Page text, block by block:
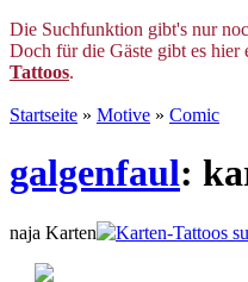
Die Suchfunktion gibt's nur
Doch für die Gäste gibt es hier
Tattoos.
Startseite » Motive » Comic
galgenfaul:
naja Karten